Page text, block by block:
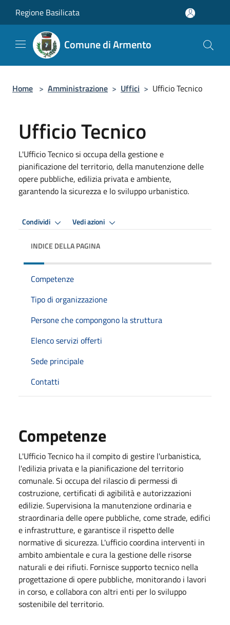
Regione Basilicata
Comune di Armento
Home > Amministrazione > Uffici > Ufficio Tecnico
Ufficio Tecnico
L'Ufficio Tecnico si occupa della gestione e
pianificazione del territorio, della manutenzione delle
opere pubbliche, edilizia privata e ambiente,
garantendo la sicurezza e lo sviluppo urbanistico.
Condividi Vedi azioni
INDICE DELLA PAGINA
Competenze
Tipo di organizzazione
Persone che compongono la struttura
Elenco servizi offerti
Sede principale
Contatti
Competenze
L'Ufficio Tecnico ha il compito di gestire l'urbanistica,
l'edilizia privata e la pianificazione del territorio
comunale. Si occupa del rilascio di permessi di
costruzione, certificati di agibilità e autorizzazioni
edilizie. Supervisiona la manutenzione ordinaria e
straordinaria delle opere pubbliche, come strade, edifici
e infrastrutture, e garantisce il rispetto delle
normative di sicurezza. L'ufficio coordina interventi in
ambito ambientale e cura la gestione delle risorse
naturali e dei rifiuti. Fornisce supporto tecnico nella
progettazione di opere pubbliche, monitorando i lavori
in corso, e collabora con altri enti per lo sviluppo
sostenibile del territorio.